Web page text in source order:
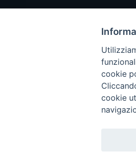
Copyright © 2019 - Tutti i
cookie
cookie